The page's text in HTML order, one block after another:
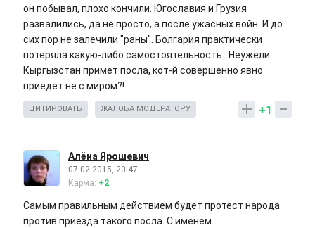
он побывал, плохо кончили. Югославия и Грузия
развалились, да не просто, а после ужасных войн. И до
сих пор не залечили "раны". Болгария практически
потеряла какую-либо самостоятельность...Неужели
Кыргызстан примет посла, кот-й совершенно явно
приедет не с миром?!
+1
ЦИТИРОВАТЬ ЖАЛОБА МОДЕРАТОРУ
Алёна Ярошевич
07.02.2015, 20:47
Карма: +2
Самым правильным действием будет протест народа
против приезда такого посла. С именем